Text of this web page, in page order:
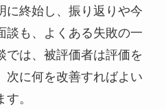
に終始し、振り返りや今
談も、よくある失敗の一
では、被評価者は評価を
次に何を改善すればよい
。